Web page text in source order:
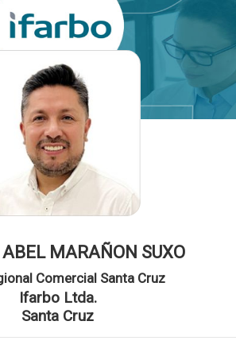
ABEL MARAÑON SUXO
Comercial Santa Cruz
Ifarbo Ltda.
Santa Cruz